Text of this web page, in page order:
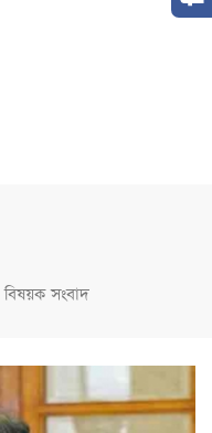
বিষয়ক সংবাদ